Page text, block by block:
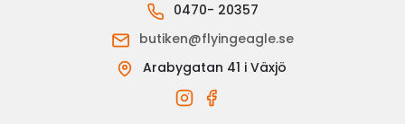
0470- 20357
butiken@flyingeagle.se
Arabygatan 41 i Växjö